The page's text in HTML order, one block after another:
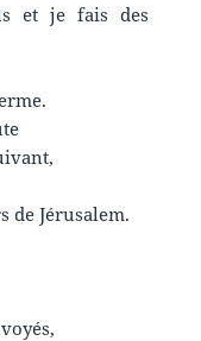
et je fais des
de Jérusalem.